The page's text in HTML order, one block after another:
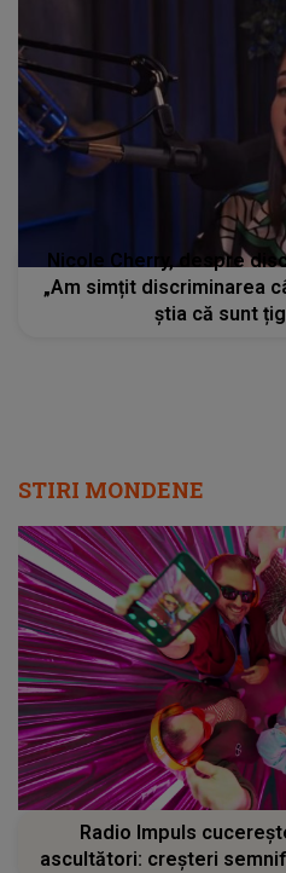
Nicole Cherry, despre
„Am simțit discriminarea
știa că sunt
STIRI MONDENE
Radio Impuls
ascultători: creșteri